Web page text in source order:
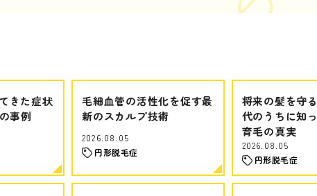
きた症状
事例
毛細血管の活性化を促す最
新のスカルプ技術
2026.08.05
円形脱毛症
将来の髪を守
代のうちに知
育毛の真実
2026.08.05
円形脱毛症